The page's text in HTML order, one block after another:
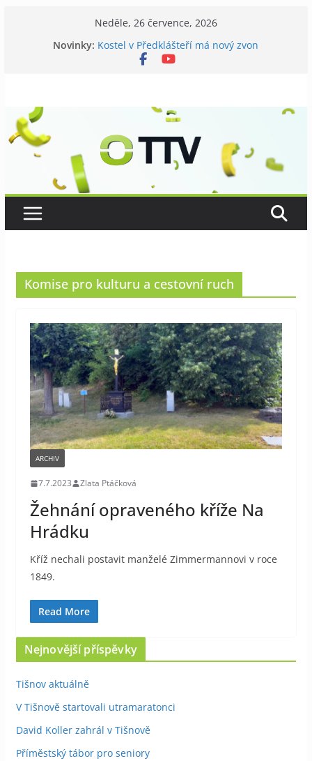
Neděle, 26 července, 2026
Novinky: Kostel v Předklášteří má nový zvon
Tišnov aktuálně
Komise pro kulturu a cestovní ruch
ARCHIV
7.7.2023 Zlata Ptáčková
Žehnání opraveného kříže Na
Hrádku
Kříž nechali postavit manželé Zimmermannovi v roce
1849.
Read More
Nejnovější příspěvky
Tišnov aktuálně
V Tišnově startovali utramaratonci
David Koller zahrál v Tišnově
Příměstský tábor pro seniory